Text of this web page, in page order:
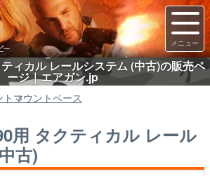
ィカル レールシステム (中古)の販売ペ
ージ｜エアガン.jp
マウントベース
用 タクティカル レール
古)